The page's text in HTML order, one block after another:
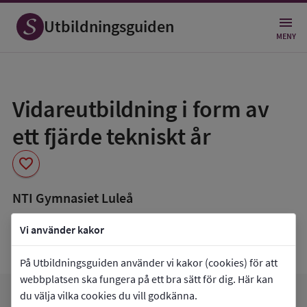
Vi använder kakor
På Utbildningsguiden använder vi kakor (cookies) för att
webbplatsen ska fungera på ett bra sätt för dig. Här kan
du välja vilka cookies du vill godkänna.
Utbildningsguiden MENY
Vidareutbildning i form av
ett fjärde tekniskt år
favorite
som
favorit
NTI Gymnasiet Luleå
book_5 Inriktning som finns tillgänglig
Data saknas
Gå tillNTI Gymnasiet Luleåarrow_forward